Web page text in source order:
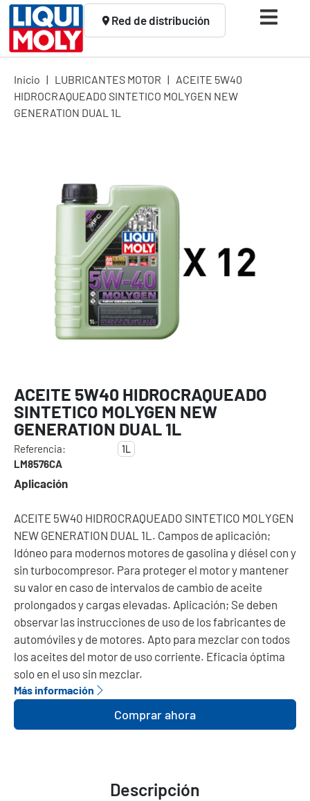
Red de distribución
Inicio | LUBRICANTES MOTOR | ACEITE 5W40
HIDROCRAQUEADO SINTETICO MOLYGEN NEW
GENERATION DUAL 1L
ACEITE 5W40 HIDROCRAQUEADO
SINTETICO MOLYGEN NEW
GENERATION DUAL 1L
Referencia:
LM8576CA
1L
Aplicación
ACEITE 5W40 HIDROCRAQUEADO SINTETICO MOLYGEN
NEW GENERATION DUAL 1L. Campos de aplicación;
Idóneo para modernos motores de gasolina y diésel con y
sin turbocompresor. Para proteger el motor y mantener
su valor en caso de intervalos de cambio de aceite
prolongados y cargas elevadas. Aplicación; Se deben
observar las instrucciones de uso de los fabricantes de
automóviles y de motores. Apto para mezclar con todos
los aceites del motor de uso corriente. Eficacia óptima
solo en el uso sin mezclar.
Más información
Comprar ahora
Descripción